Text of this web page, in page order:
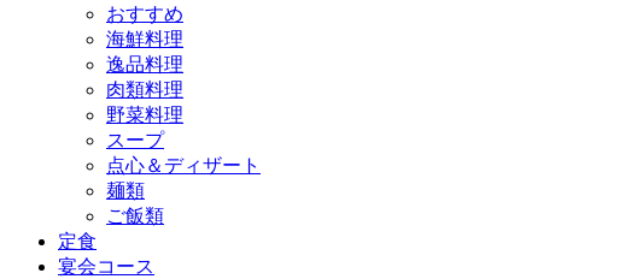
おすすめ
海鮮料理
逸品料理
肉類料理
野菜料理
スープ
点心＆ディザート
麺類
ご飯類
定食
宴会コース